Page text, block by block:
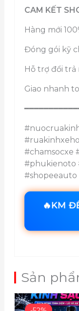
CAM KẾT
Hàng mới
Đóng gói kỹ
Hỗ trợ đổi trả
Giao nhanh
#chamsocxe
#phukienoto
🔥KM
Sản
Giá
gốc